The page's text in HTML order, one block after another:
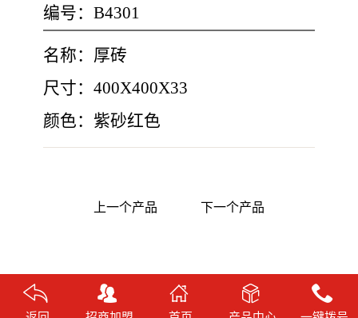
编号：B4301
名称：厚砖
尺寸：400X400X33
颜色：紫砂红色
上一个产品 下一个产品